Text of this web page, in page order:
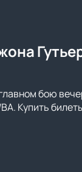
бою
Купить